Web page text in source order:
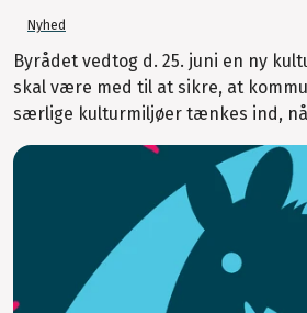
Nyhed
Byrådet vedtog d. 25. juni en ny
skal være med til at sikre, at
særlige kulturmiljøer tænkes ind,